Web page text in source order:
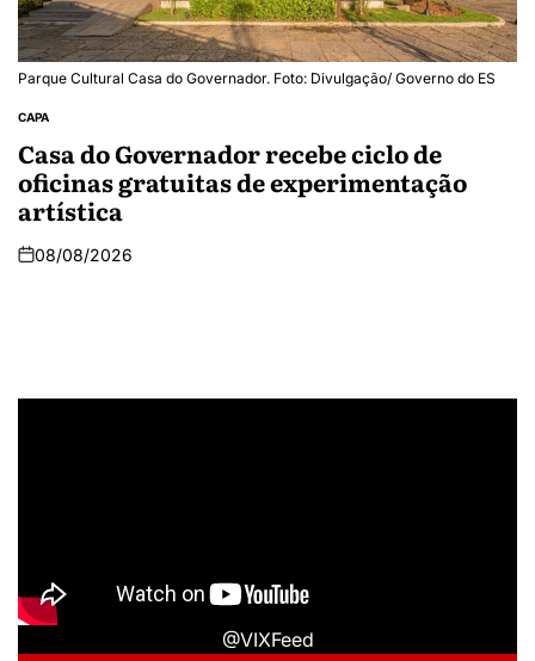
Parque Cultural Casa do Governador. Foto: Divulgação/ Governo do ES
CAPA
Casa do Governador recebe ciclo de
oficinas gratuitas de experimentação
artística
08/08/2026
@VIXFeed